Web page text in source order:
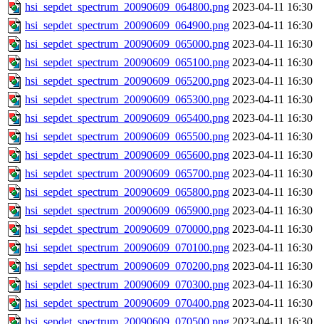
hsi_sepdet_spectrum_20090609_064800.png 2023-04-11 16:30
hsi_sepdet_spectrum_20090609_064900.png 2023-04-11 16:30
hsi_sepdet_spectrum_20090609_065000.png 2023-04-11 16:30
hsi_sepdet_spectrum_20090609_065100.png 2023-04-11 16:30
hsi_sepdet_spectrum_20090609_065200.png 2023-04-11 16:30
hsi_sepdet_spectrum_20090609_065300.png 2023-04-11 16:30
hsi_sepdet_spectrum_20090609_065400.png 2023-04-11 16:30
hsi_sepdet_spectrum_20090609_065500.png 2023-04-11 16:30
hsi_sepdet_spectrum_20090609_065600.png 2023-04-11 16:30
hsi_sepdet_spectrum_20090609_065700.png 2023-04-11 16:30
hsi_sepdet_spectrum_20090609_065800.png 2023-04-11 16:30
hsi_sepdet_spectrum_20090609_065900.png 2023-04-11 16:30
hsi_sepdet_spectrum_20090609_070000.png 2023-04-11 16:30
hsi_sepdet_spectrum_20090609_070100.png 2023-04-11 16:30
hsi_sepdet_spectrum_20090609_070200.png 2023-04-11 16:30
hsi_sepdet_spectrum_20090609_070300.png 2023-04-11 16:30
hsi_sepdet_spectrum_20090609_070400.png 2023-04-11 16:30